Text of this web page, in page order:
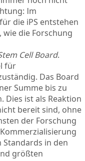
Im
die iPS entstehen
die Forschung
Cell Board.
für
Das Board
Summe bis zu
Dies ist als Reaktion
bereit sind, ohne
der Forschung
in den
größten